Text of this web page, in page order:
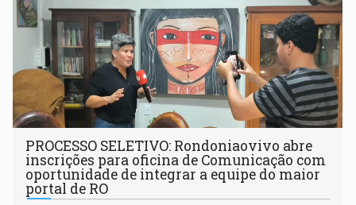
PROCESSO SELETIVO: Rondoniaovivo abre
inscrições para oficina de Comunicação com
oportunidade de integrar a equipe do maior
portal de RO